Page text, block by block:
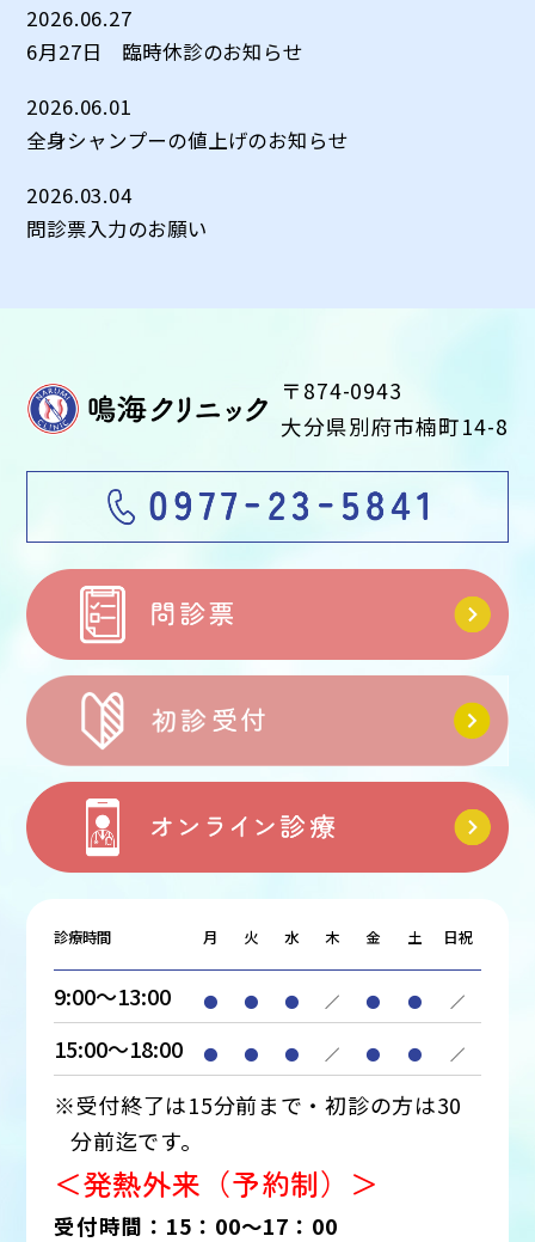
2026.06.27
6月27日 臨時休診のお知らせ
2026.06.01
全身シャンプーの値上げのお知らせ
2026.03.04
問診票入力のお願い
〒874-0943
大分県別府市楠町14-8
診療時間 月 火 水 木 金 土 日祝
9:00～13:00 ● ● ● ／ ● ● ／
15:00～18:00 ● ● ● ／ ● ● ／
※受付終了は15分前まで・初診の方は30
分前迄です。
＜発熱外来（予約制）＞
受付時間：15：00～17：00